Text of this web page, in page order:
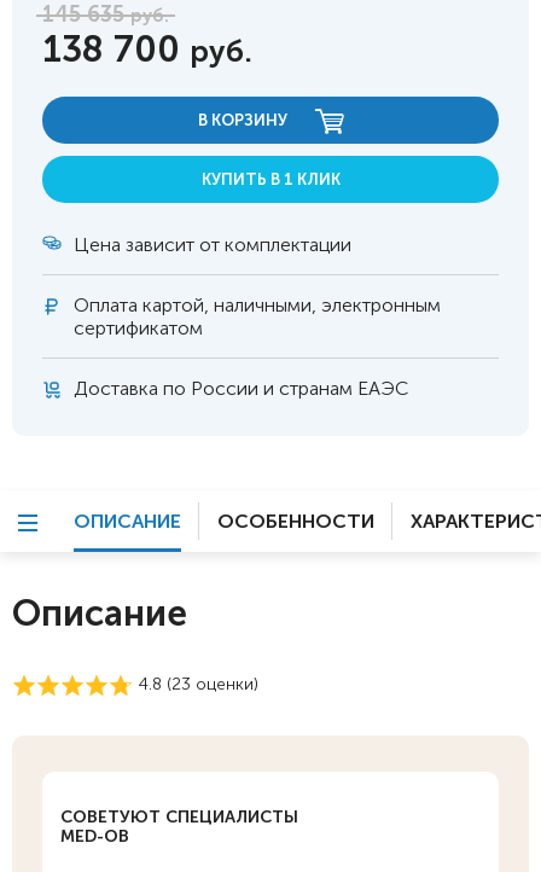
145 635руб.
138 700 руб.
В КОРЗИНУ
КУПИТЬ В 1 КЛИК
Цена зависит от комплектации
Оплата картой, наличными, электронным
сертификатом
Доставка по России и странам ЕАЭС
ОПИСАНИЕ ОСОБЕННОСТИ
Описание
4.8 (23 оценки)
СОВЕТУЮТ СПЕЦИАЛИСТЫ
MED-OB